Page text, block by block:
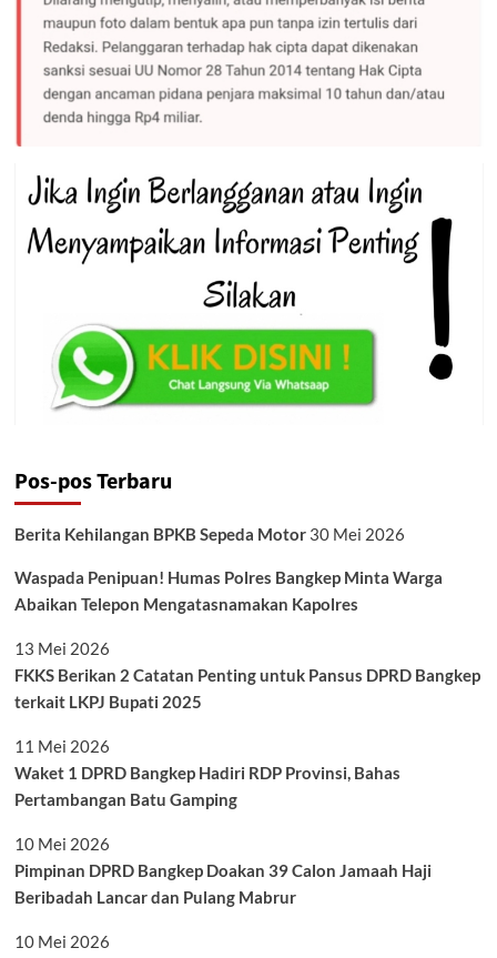
Pos-pos Terbaru
Berita Kehilangan BPKB Sepeda Motor 30 Mei 2026
Waspada Penipuan! Humas Polres Bangkep Minta Warga
Abaikan Telepon Mengatasnamakan Kapolres
13 Mei 2026
FKKS Berikan 2 Catatan Penting untuk Pansus DPRD Bangkep
terkait LKPJ Bupati 2025
11 Mei 2026
Waket 1 DPRD Bangkep Hadiri RDP Provinsi, Bahas
Pertambangan Batu Gamping
10 Mei 2026
Pimpinan DPRD Bangkep Doakan 39 Calon Jamaah Haji
Beribadah Lancar dan Pulang Mabrur
10 Mei 2026